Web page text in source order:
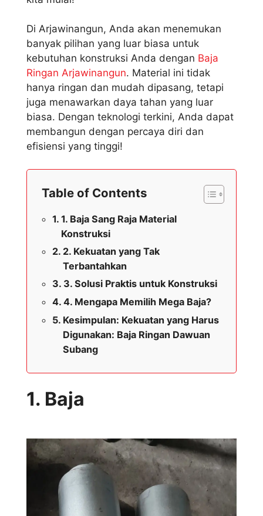
Di Arjawinangun, Anda akan menemukan
banyak pilihan yang luar biasa untuk
kebutuhan konstruksi Anda dengan Baja
Ringan Arjawinangun. Material ini tidak
hanya ringan dan mudah dipasang, tetapi
juga menawarkan daya tahan yang luar
biasa. Dengan teknologi terkini, Anda dapat
membangun dengan percaya diri dan
efisiensi yang tinggi!
Table of Contents
1. Baja Sang Raja Material
Konstruksi
2. Kekuatan yang Tak
Terbantahkan
3. Solusi Praktis untuk Konstruksi
4. Mengapa Memilih Mega Baja?
Kesimpulan: Kekuatan yang Harus
Digunakan: Baja Ringan Dawuan
Subang
1. Baja